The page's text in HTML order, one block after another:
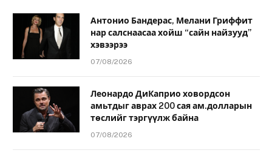
Антонио Бандерас, Мелани Гриффит
нар салснаасаа хойш “сайн найзууд”
хэвээрээ
07/08/2026
Леонардо ДиКаприо ховордсон
амьтдыг аврах 200 сая ам.долларын
төслийг тэргүүлж байна
07/08/2026